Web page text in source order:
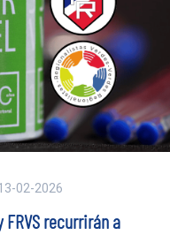
02-2026
recurrirán a